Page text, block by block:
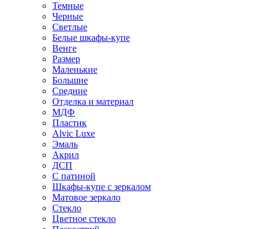
Темные
Черные
Светлые
Белые шкафы-купе
Венге
Размер
Маленькие
Большие
Средние
Отделка и материал
МДФ
Пластик
Alvic Luxe
Эмаль
Акрил
ДСП
С патиной
Шкафы-купе с зеркалом
Матовое зеркало
Стекло
Цветное стекло